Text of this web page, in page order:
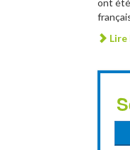
ont
Lire